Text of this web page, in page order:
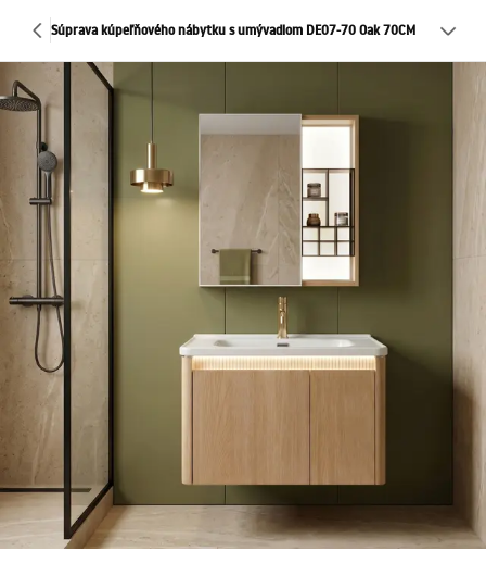
Súprava kúpeľňového nábytku s umývadlom DE07-70 Oak 70CM